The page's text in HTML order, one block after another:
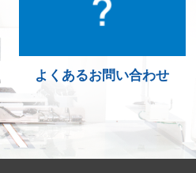
よくあるお問い合わせ